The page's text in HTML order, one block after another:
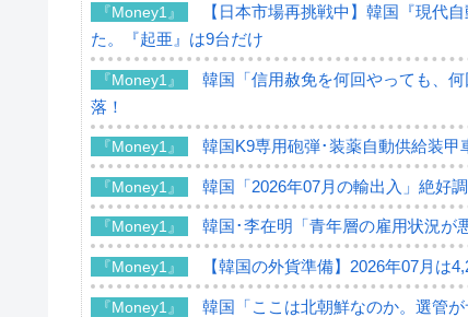
『Money1』
【日本市場再挑戦中】韓国『現代
た。『起亜』は9台だけ
『Money1』
韓国「信用赦免を何回やっても、
落！
『Money1』 韓国K9専用砲弾･装薬自動供給装甲
『Money1』 韓国「2026年07月の輸出入」絶好
『Money1』 韓国･李在明「青年層の雇用状況が
『Money1』 【韓国の外貨準備】2026年07月は
『Money1』 韓国「ここは北朝鮮なのか。選管